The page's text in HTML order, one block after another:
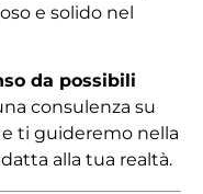
e solido nel
da possibili
consulenza su
e ti guideremo nella
alla tua realtà.